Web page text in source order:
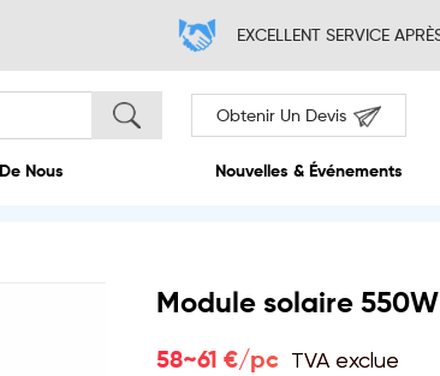
Module solaire 550W
58~61 €/pc TVA exclue